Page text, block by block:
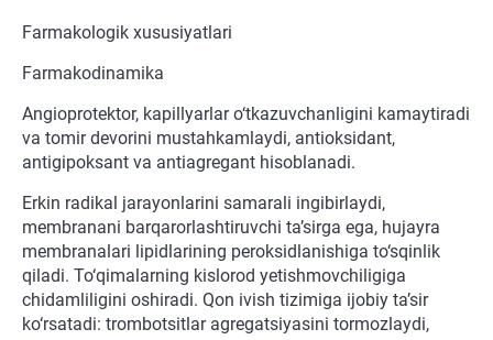
Farmakologik xususiyatlari
Farmakodinamika
Angioprotektor, kapillyarlar o‘tkazuvchanligini kamaytiradi
va tomir devorini mustahkamlaydi, antioksidant,
antigipoksant va antiagregant hisoblanadi.
Erkin radikal jarayonlarini samarali ingibirlaydi,
membranani barqarorlashtiruvchi ta’sirga ega, hujayra
membranalari lipidlarining peroksidlanishiga to‘sqinlik
qiladi. To‘qimalarning kislorod yetishmovchiligiga
chidamliligini oshiradi. Qon ivish tizimiga ijobiy ta’sir
ko‘rsatadi: trombotsitlar agregatsiyasini tormozlaydi,